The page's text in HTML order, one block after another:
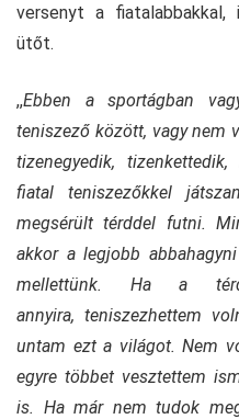
versenyt a
ütőt.
,,Ebben a sportágban
teniszező között, vagy nem
tizenegyedik,
fiatal teniszezőkkel
megsérült térddel futni.
akkor a legjobb
mellettünk. Ha a
annyira, teniszezhettem
untam ezt a világot. Nem
egyre többet vesztettem
is. Ha már nem tudok